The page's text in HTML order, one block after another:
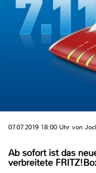
07.07.2019 18:00 Uhr von
Ab sofort ist das
verbreitete